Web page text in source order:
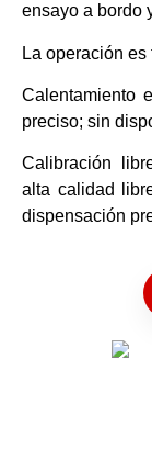
ensayo a bordo
La operación
Calentamiento
preciso; sin
Calibración
alta calidad
dispensación